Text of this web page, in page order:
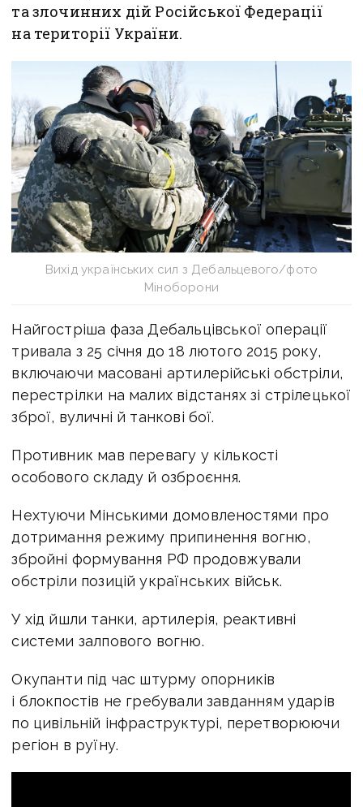
та злочинних дій Російської Федерації
на території України.
Вихід українських сил з Дебальцевого/фото
Міноборони
Найгостріша фаза Дебальцівської операції
тривала з 25 січня до 18 лютого 2015 року,
включаючи масовані артилерійські обстріли,
перестрілки на малих відстанях зі стрілецької
зброї, вуличні й танкові бої.
Противник мав перевагу у кількості
особового складу й озброєння.
Нехтуючи Мінськими домовленостями про
дотримання режиму припинення вогню,
збройні формування РФ продовжували
обстріли позицій українських військ.
У хід йшли танки, артилерія, реактивні
системи залпового вогню.
Окупанти під час штурму опорників
і блокпостів не гребували завданням ударів
по цивільній інфраструктурі, перетворюючи
регіон в руїну.